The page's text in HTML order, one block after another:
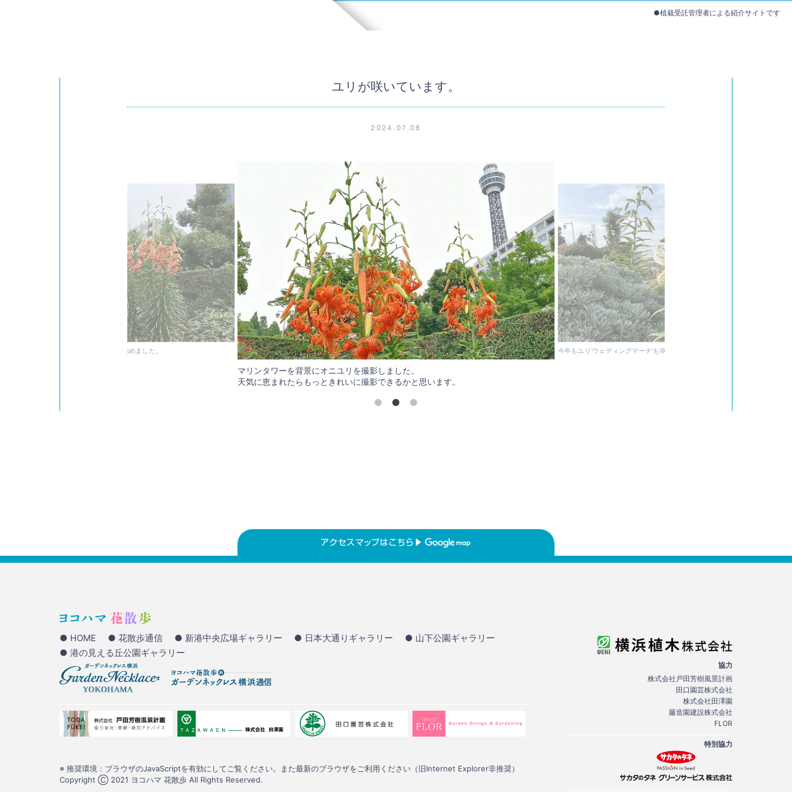
●植栽受託管理者による紹介サイトです
ユリが咲いています。
2024.07.08
’アナベル’の横に大きなオニユリが咲き始めました。
マリンタワーを背景にオニユリを撮影しました。
天気に恵まれたらもっときれいに撮影できるかと思います。
今年もユリ’ウェディングマーチ’も咲き始めました。
● HOME ● 花散歩通信 ● 新港中央広場ギャラリー ● 日本大通りギャラリー
● 山下公園ギャラリー
● 港の見える丘公園ギャラリー
協力
株式会社戸田芳樹風景計画
田口園芸株式会社
株式会社田澤園
藤造園建設株式会社
FLOR
特別協力
※ 推奨環境：ブラウザのJavaScriptを有効にしてご覧ください。また最新のブラウザをご利用ください（旧Internet Explorer非推奨）
Copyright Ⓒ 2021 ヨコハマ 花散歩 All Rights Reserved.